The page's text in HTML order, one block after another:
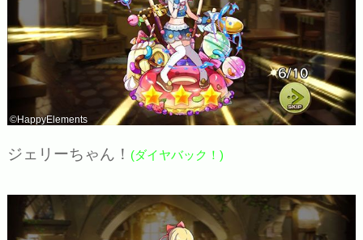
©HappyElements
ジェリーちゃん！ (ダイヤバック！)